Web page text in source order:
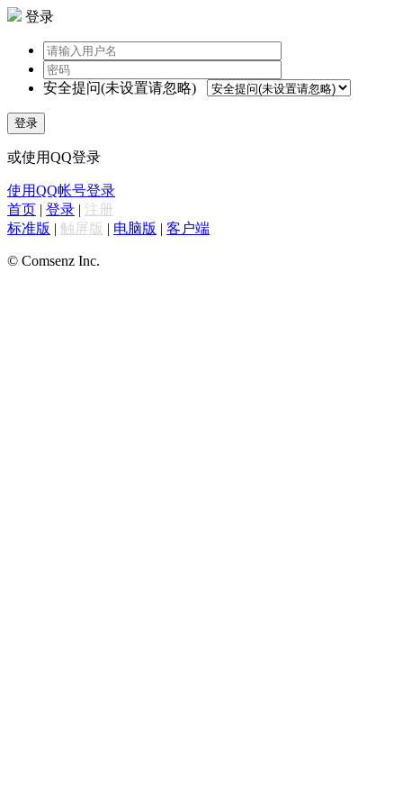
登录
安全提问(未设置请忽略)
登录
或使用QQ登录
使用QQ帐号登录
首页 | 登录 | 注册
标准版 | 触屏版 | 电脑版 | 客户端
© Comsenz Inc.